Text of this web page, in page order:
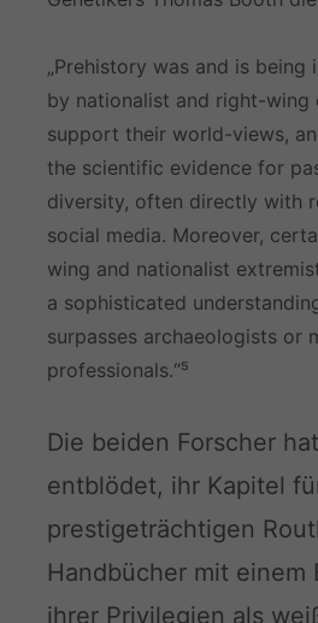
„Prehistory was and is being
by nationalist and right-wing
support their world-views,
the scientific evidence for
diversity, often directly with
social media. Moreover,
wing and nationalist
a sophisticated
surpasses archaeologists or
professionals.“⁵
Die beiden Forscher
entblödet, ihr Kapitel
prestigeträchtigen
Handbücher mit einem
ihrer Privilegien als